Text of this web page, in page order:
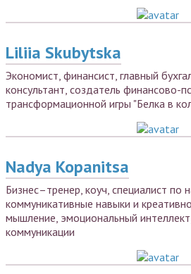
Liliia Skubytska
Экономист, финансист, главный
консультант, создатель финансово-
трансформационной игры "Белка в
Nadya Kopanitsa
Бизнес–тренер, коуч, специалист по
коммуникативные навыки и
мышление, эмоциональный
коммуникации